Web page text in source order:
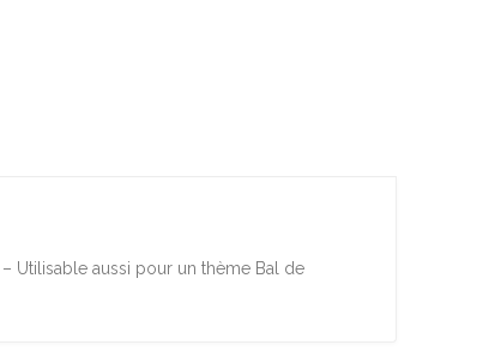
Utilisable aussi pour un thème Bal de